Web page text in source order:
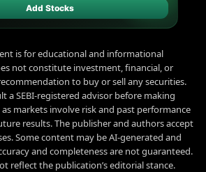
Add Stocks
is for educational and informational
not constitute investment, financial, or
to buy or sell any securities.
a SEBI-registered advisor before making
markets involve risk and past performance
results. The publisher and authors accept
Some content may be AI-generated and
and completeness are not guaranteed.
reflect the publication’s editorial stance.